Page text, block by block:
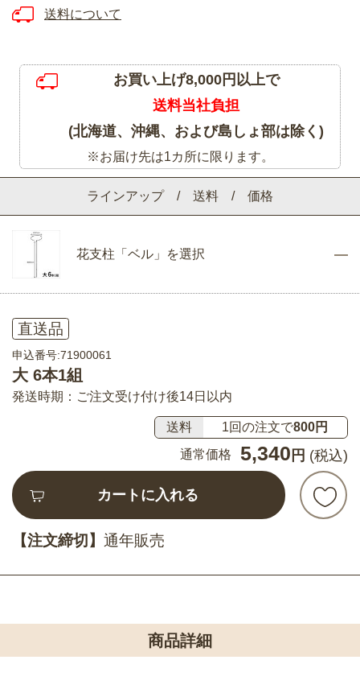
ラインアップ / 送料 / 価格
花支柱「ベル」を選択
直送品
申込番号:71900061
大 6本1組
発送時期：ご注文受け付け後14日以内
送料 1回の注文で800円
通常価格
5,340 円 (税込)
カートに入れる
【注文締切】 通年販売
送料について
お買い上げ8,000円以上で
送料当社負担
(北海道、沖縄、および島しょ部は除く)
※お届け先は1カ所に限ります。
商品詳細